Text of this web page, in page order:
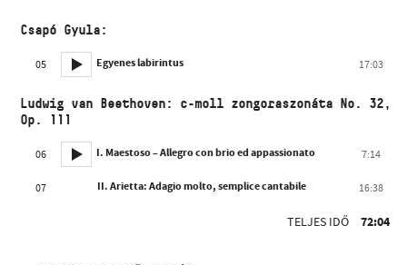
Csapó Gyula:
05 Egyenes labirintus 17:03
Ludwig van Beethoven: c-moll zongoraszonáta No. 32,
Op. 111
06 I. Maestoso – Allegro con brio ed appassionato 7:14
07 II. Arietta: Adagio molto, semplice cantabile 16:38
TELJES IDŐ 72:04